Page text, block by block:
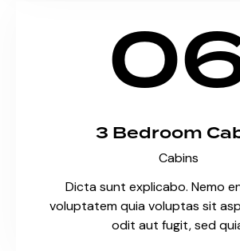
3 Bedroom
Cabins
Dicta sunt explicabo. Nemo
voluptatem quia voluptas sit
odit aut fugit, sed